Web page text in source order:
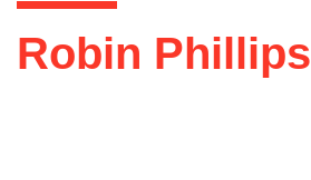
Robin Phillips